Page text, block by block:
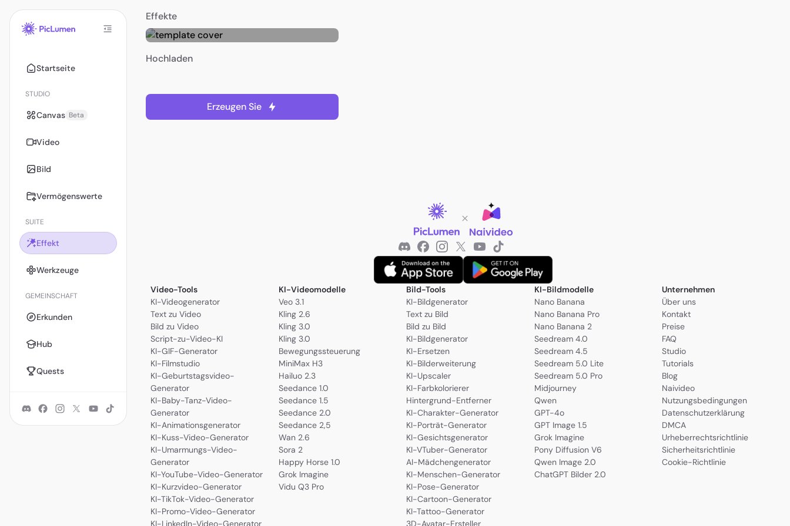
Startseite
STUDIO
Canvas Beta
Video
Bild
Vermögenswerte
SUITE
Effekt
Werkzeuge
GEMEINSCHAFT
Erkunden
Hub
Quests
Effekte
Hochladen
Erzeugen Sie
Video-Tools
KI-Videogenerator
Text zu Video
Bild zu Video
Script-zu-Video-KI
KI-GIF-Generator
KI-Filmstudio
KI-Geburtstagsvideo-
Generator
KI-Baby-Tanz-Video-
Generator
KI-Animationsgenerator
KI-Kuss-Video-Generator
KI-Umarmungs-Video-
Generator
KI-YouTube-Video-Generator
KI-Kurzvideo-Generator
KI-TikTok-Video-Generator
KI-Promo-Video-Generator
KI-LinkedIn-Video-Generator
KI-Videomodelle
Veo 3.1
Kling 2.6
Kling 3.0
Kling 3.0
Bewegungssteuerung
MiniMax H3
Hailuo 2.3
Seedance 1.0
Seedance 1.5
Seedance 2.0
Seedance 2,5
Wan 2.6
Sora 2
Happy Horse 1.0
Grok Imagine
Vidu Q3 Pro
Bild-Tools
KI-Bildgenerator
Text zu Bild
Bild zu Bild
KI-Bildgenerator
KI-Ersetzen
KI-Bilderweiterung
KI-Upscaler
KI-Farbkolorierer
Hintergrund-Entferner
KI-Charakter-Generator
KI-Porträt-Generator
KI-Gesichtsgenerator
KI-VTuber-Generator
AI-Mädchengenerator
KI-Menschen-Generator
KI-Pose-Generator
KI-Cartoon-Generator
KI-Tattoo-Generator
3D-Avatar-Ersteller
KI-Bildmodelle
Nano Banana
Nano Banana Pro
Nano Banana 2
Seedream 4.0
Seedream 4.5
Seedream 5.0 Lite
Seedream 5.0 Pro
Midjourney
Qwen
GPT-4o
GPT Image 1.5
Grok Imagine
Pony Diffusion V6
Qwen Image 2.0
ChatGPT Bilder 2.0
Unternehmen
Über uns
Kontakt
Preise
FAQ
Studio
Tutorials
Blog
Naivideo
Nutzungsbedingungen
Datenschutzerklärung
DMCA
Urheberrechtsrichtlinie
Sicherheitsrichtlinie
Cookie-Richtlinie